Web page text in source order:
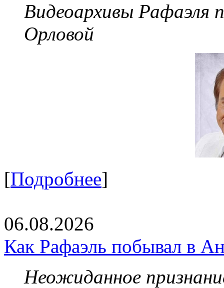
Видеоархивы Рафаэля
Орловой
[Подробнее]
06.08.2026
Как Рафаэль побывал в
Неожиданное